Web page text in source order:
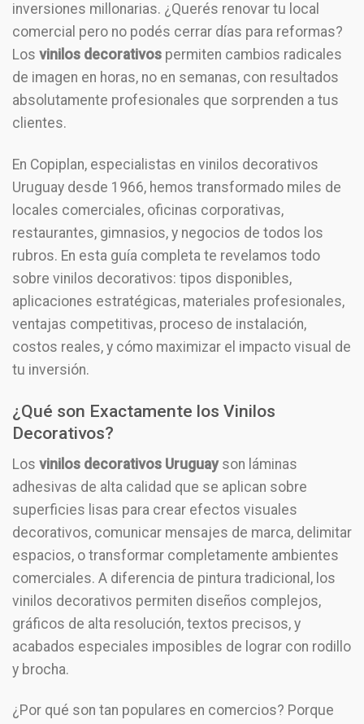
inversiones millonarias. ¿Querés renovar tu local
comercial pero no podés cerrar días para reformas?
Los vinilos decorativos permiten cambios radicales
de imagen en horas, no en semanas, con resultados
absolutamente profesionales que sorprenden a tus
clientes.
En Copiplan, especialistas en vinilos decorativos
Uruguay desde 1966, hemos transformado miles de
locales comerciales, oficinas corporativas,
restaurantes, gimnasios, y negocios de todos los
rubros. En esta guía completa te revelamos todo
sobre vinilos decorativos: tipos disponibles,
aplicaciones estratégicas, materiales profesionales,
ventajas competitivas, proceso de instalación,
costos reales, y cómo maximizar el impacto visual de
tu inversión.
¿Qué son Exactamente los Vinilos
Decorativos?
Los vinilos decorativos Uruguayson láminas
adhesivas de alta calidad que se aplican sobre
superficies lisas para crear efectos visuales
decorativos, comunicar mensajes de marca, delimitar
espacios, o transformar completamente ambientes
comerciales. A diferencia de pintura tradicional, los
vinilos decorativos permiten diseños complejos,
gráficos de alta resolución, textos precisos, y
acabados especiales imposibles de lograr con rodillo
y brocha.
¿Por qué son tan populares en comercios? Porque